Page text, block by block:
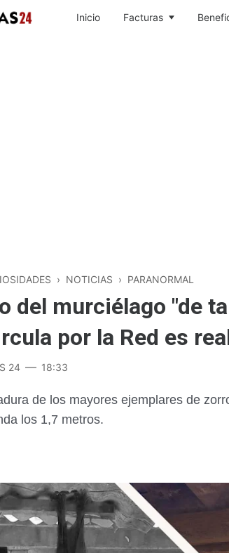
Inicio Facturas
› NOTICIAS › PARANORMAL
del murciélago "de
por la Red es
24 18:33
de los mayores ejemplares de
los 1,7 metros.